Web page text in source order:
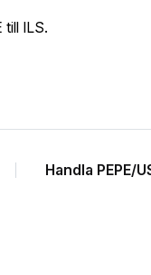
till ILS.
Handla PEPE/